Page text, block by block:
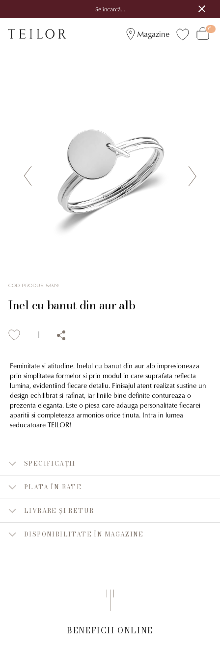
Se încarcă...
Magazine
COD PRODUS: 53319
Inel cu banut din aur alb
Feminitate si atitudine. Inelul cu banut din aur alb impresioneaza
prin simplitatea formelor si prin modul in care suprafata reflecta
lumina, evidentiind fiecare detaliu. Finisajul atent realizat sustine un
design echilibrat si rafinat, iar liniile bine definite contureaza o
prezenta eleganta. Este o piesa care adauga personalitate fiecarei
aparitii si completeaza armonios orice tinuta. Intra in lumea
seducatoare TEILOR!
SPECIFICAȚII
PLATA ÎN RATE
LIVRARE ȘI RETUR
DISPONIBILITATE ÎN MAGAZINE
BENEFICII ONLINE